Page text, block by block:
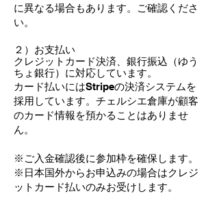
に異なる場合もあります。ご確認くださ
い。
２）お支払い
クレジットカード決済、銀行振込（ゆう
ちょ銀行）に対応しています。
カード払いにはStripeの決済システムを
採用しています。チェルシエ倉庫が顧客
のカード情報を預かることはありませ
ん。
※ご入金確認後に参加枠を確保します。
※日本国外からお申込みの場合はクレジ
ットカード払いのみお受けします。